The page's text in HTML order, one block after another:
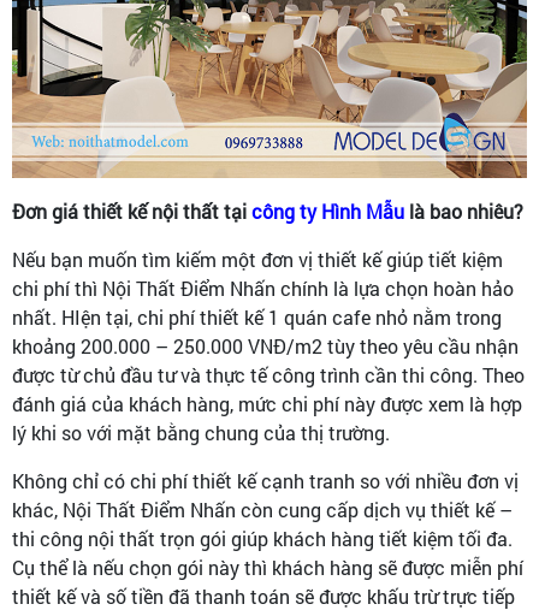
Đơn giá thiết kế nội thất tạicông ty Hình Mẫu là bao nhiêu?
Nếu bạn muốn tìm kiếm một đơn vị thiết kế giúp tiết kiệm
chi phí thì Nội Thất Điểm Nhấn chính là lựa chọn hoàn hảo
nhất. HIện tại, chi phí thiết kế 1 quán cafe nhỏ nằm trong
khoảng 200.000 – 250.000 VNĐ/m2 tùy theo yêu cầu nhận
được từ chủ đầu tư và thực tế công trình cần thi công. Theo
đánh giá của khách hàng, mức chi phí này được xem là hợp
lý khi so với mặt bằng chung của thị trường.
Không chỉ có chi phí thiết kế cạnh tranh so với nhiều đơn vị
khác, Nội Thất Điểm Nhấn còn cung cấp dịch vụ thiết kế –
thi công nội thất trọn gói giúp khách hàng tiết kiệm tối đa.
Cụ thể là nếu chọn gói này thì khách hàng sẽ được miễn phí
thiết kế và số tiền đã thanh toán sẽ được khấu trừ trực tiếp